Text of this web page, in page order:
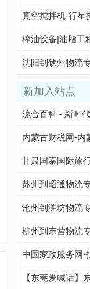
新加入站点
综合百科 - 新时
【东莞爱喊话】